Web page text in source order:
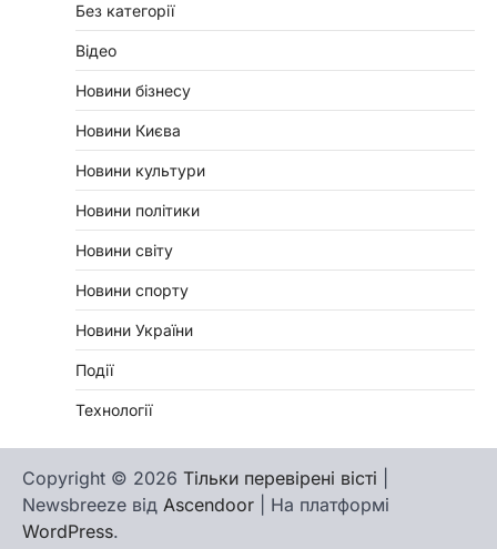
Без категорії
Відео
Новини бізнесу
Новини Києва
Новини культури
Новини політики
Новини світу
Новини спорту
Новини України
Події
Технології
Copyright © 2026 Тільки перевірені вісті
Newsbreeze від Ascendoor | На платформі
WordPress.